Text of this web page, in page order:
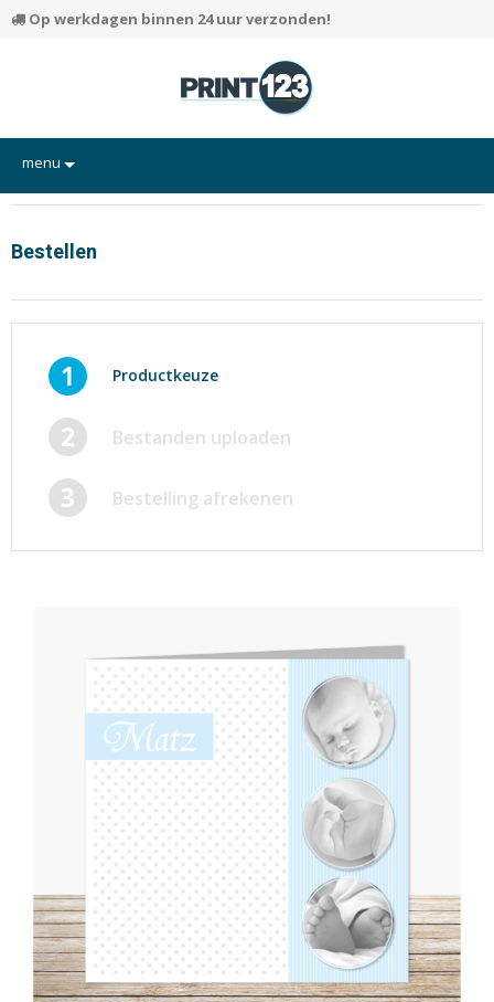
Op werkdagen binnen 24 uur verzonden!
menu
Flyers
Hand-outs/Losbladig
Posters
Rapporten/Verslagen
Certificaten/Diploma's
Visitekaartjes
Alle producten
Cadeaubonnen
Doordruksets
Enveloppen
Foto's
Geboortekaartjes
Hand-outs/Losbladig
Handleidingen
Bestellen
1 Productkeuze
2 Bestanden uploaden
3 Bestelling afrekenen